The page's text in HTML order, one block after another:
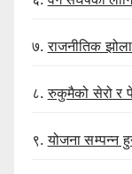
७.राजनीतिक
८.रुकुमैको सेरो र
९.योजना सम्पन्न